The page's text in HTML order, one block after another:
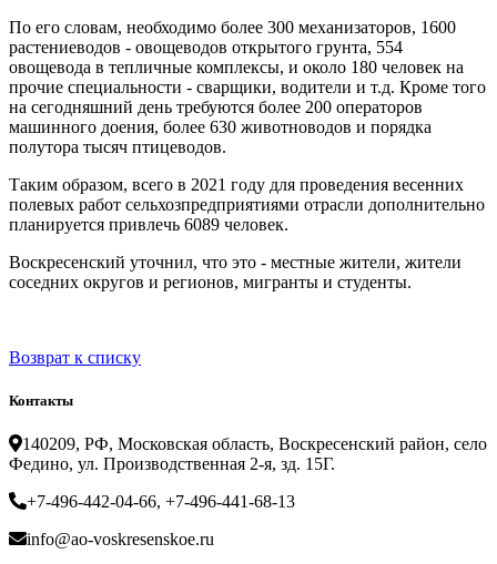
По его словам, необходимо более 300 механизаторов, 1600
растениеводов - овощеводов открытого грунта, 554
овощевода в тепличные комплексы, и около 180 человек на
прочие специальности - сварщики, водители и т.д. Кроме того
на сегодняшний день требуются более 200 операторов
машинного доения, более 630 животноводов и порядка
полутора тысяч птицеводов.
Таким образом, всего в 2021 году для проведения весенних
полевых работ сельхозпредприятиями отрасли дополнительно
планируется привлечь 6089 человек.
Воскресенский уточнил, что это - местные жители, жители
соседних округов и регионов, мигранты и студенты.
Возврат к списку
Контакты
140209, РФ, Московская область, Воскресенский район, село
Федино, ул. Производственная 2-я, зд. 15Г.
+7-496-442-04-66, +7-496-441-68-13
info@ao-voskresenskoe.ru